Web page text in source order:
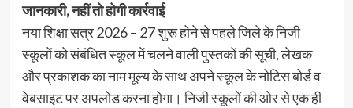
जानकारी, नहीं तो होगी कार्रवाई
नया शिक्षा सत्र 2026 – 27 शुरू होने से पहले जिले के निजी
स्कूलों को संबंधित स्कूल में चलने वाली पुस्तकों की सूची, लेखक
और प्रकाशक का नाम मूल्य के साथ अपने स्कूल के नोटिस बोर्ड व
वेबसाइट पर अपलोड करना होगा। निजी स्कूलों की ओर से एक ही